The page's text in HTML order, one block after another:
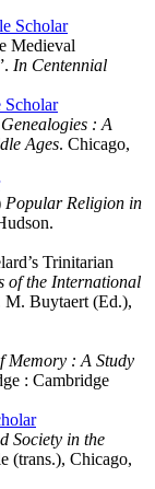
Scholar
Medieval
In Centennial
Scholar
: A
Ages. Chicago,
Popular Religion in
Trinitarian
of the International
M. Buytaert (Ed.),
Memory : A Study
: Cambridge
Society in the
(trans.), Chicago,